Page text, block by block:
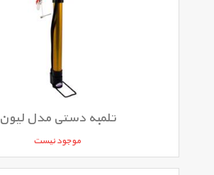
تلمبه دستی مدل لیون
موجود نیست